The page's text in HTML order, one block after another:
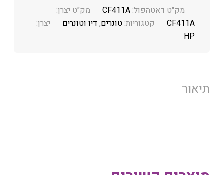
מק״ט דאטהפול:CF411A
מק״ט יצרן:
CF411A
קטגוריות:טונרים, דיו וטונרים
יצרן:
HP
תיאור